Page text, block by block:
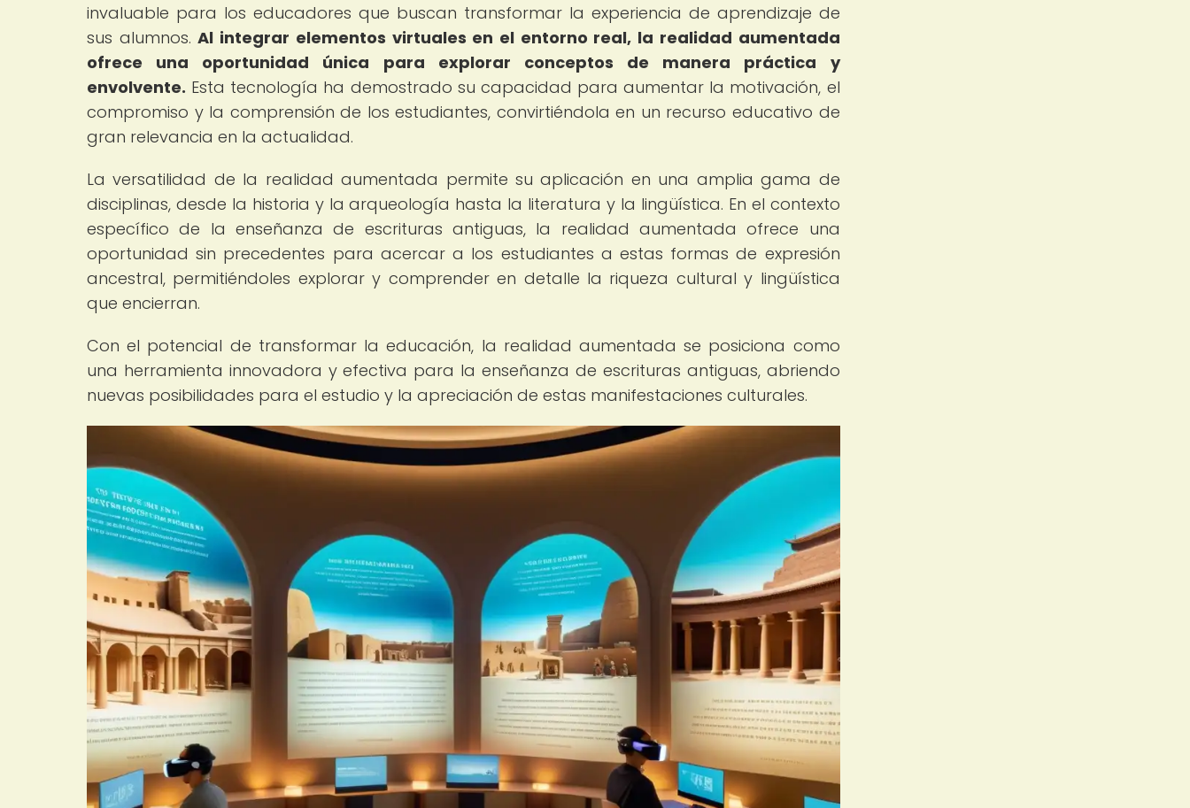
invaluable para los educadores que buscan transformar la experiencia de aprendizaje de
sus alumnos.Al integrar elementos virtuales en el entorno real, la realidad aumentada
ofrece una oportunidad única para explorar conceptos de manera práctica y
envolvente. Esta tecnología ha demostrado su capacidad para aumentar la motivación, el
compromiso y la comprensión de los estudiantes, convirtiéndola en un recurso educativo de
gran relevancia en la actualidad.
La versatilidad de la realidad aumentada permite su aplicación en una amplia gama de
disciplinas, desde la historia y la arqueología hasta la literatura y la lingüística. En el contexto
específico de la enseñanza de escrituras antiguas, la realidad aumentada ofrece una
oportunidad sin precedentes para acercar a los estudiantes a estas formas de expresión
ancestral, permitiéndoles explorar y comprender en detalle la riqueza cultural y lingüística
que encierran.
Con el potencial de transformar la educación, la realidad aumentada se posiciona como
una herramienta innovadora y efectiva para la enseñanza de escrituras antiguas, abriendo
nuevas posibilidades para el estudio y la apreciación de estas manifestaciones culturales.